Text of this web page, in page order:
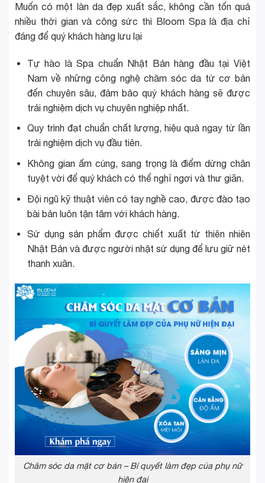
Muốn có một làn da đẹp xuất sắc, không cần tốn quá
nhiều thời gian và công sức thì Bloom Spa là địa chỉ
đáng để quý khách hàng lưu lại
Tự hào là Spa chuẩn Nhật Bản hàng đầu tại Việt
Nam về những công nghệ chăm sóc da từ cơ bản
đến chuyên sâu, đảm bảo quý khách hàng sẽ được
trải nghiệm dịch vụ chuyên nghiệp nhất.
Quy trình đạt chuẩn chất lượng, hiệu quả ngay từ lần
trải nghiệm dịch vụ đầu tiên.
Không gian ấm cúng, sang trọng là điểm dừng chân
tuyệt vời để quý khách có thể nghỉ ngơi và thư giãn.
Đội ngũ kỹ thuật viên có tay nghề cao, được đào tạo
bài bản luôn tận tâm với khách hàng.
Sử dụng sản phẩm được chiết xuất từ thiên nhiên
Nhật Bản và được người nhật sử dụng để lưu giữ nét
thanh xuân.
Chăm sóc da mặt cơ bản – Bí quyết làm đẹp của phụ nữ
hiện đại